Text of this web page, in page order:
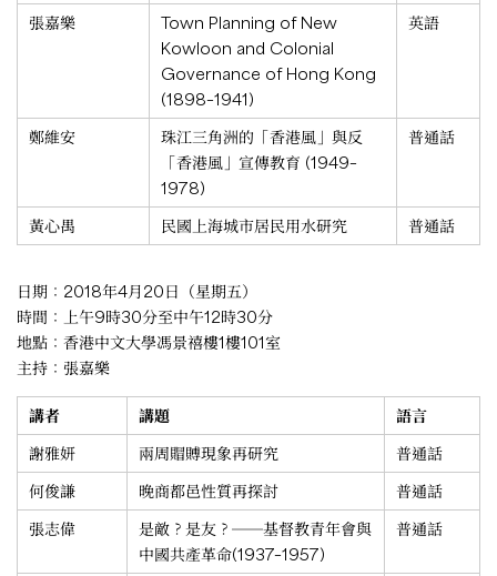
張嘉樂
Town Planning of New
Kowloon and Colonial
Governance of Hong Kong
(1898–1941)
英語
鄭維安
珠江三角洲的「香港風」與反
「香港風」宣傳教育 (1949–
1978)
普通話
黃心禺 民國上海城市居民用水研究 普通話
日期：2018年4月20日（星期五）
時間：上午9時30分至中午12時30分
地點：香港中文大學馮景禧樓1樓101室
主持：張嘉樂
講者 講題
語言
謝雅妍
兩周賵賻現象再研究
普通話
何俊謙
晚商都邑性質再探討
普通話
張志偉
是敵？是友？──基督教青年會與
中國共產革命(1937–1957)
普通話